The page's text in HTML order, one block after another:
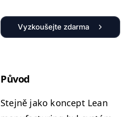
Vyzkoušejte zdarma
Původ
Ste­jně jako kon­cept Lean